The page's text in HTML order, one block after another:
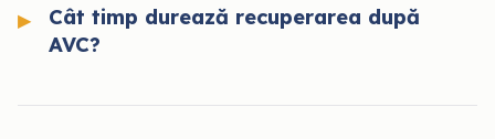
Cât timp durează recuperarea după
AVC?